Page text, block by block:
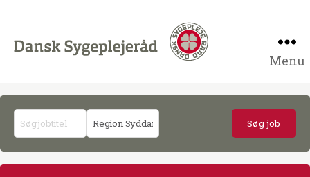
sygeplejersker
på
job.dsr.dk
Menu